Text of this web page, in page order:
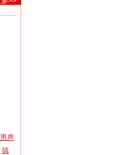
声
搞